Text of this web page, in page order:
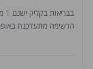
הרשימה מתעדכנת